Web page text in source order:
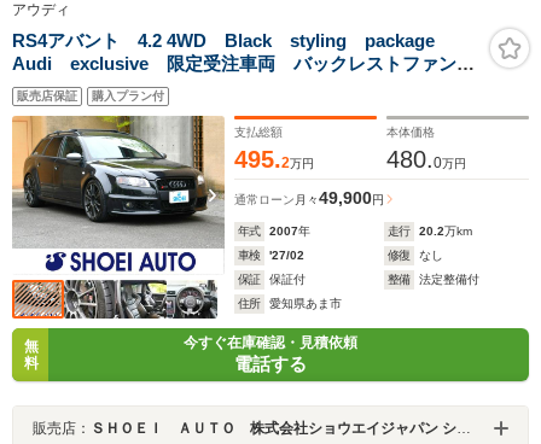
アウディ
RS4アバント 4.2 4WD Black styling package
Audi exclusive 限定受注車両 バックレストファント
ムブラックRS専用バケットシート ピアノブラックデコ
ラティブパネル RSチタンドアミラー
販売店保証 購入プラン付
支払総額
495.2万円
本体価格
480.0万円
通常ローン 月々49,900円
年式 2007年 走行 20.2万km
車検
'27/02 修復
なし
保証
保証付 整備
法定整備付
住所
愛知県あま市
無
料
今すぐ在庫確認・見積依頼
電話する
販売店： ＳＨＯＥＩ ＡＵＴＯ 株式会社ショウエイジャパン ショウエイオート